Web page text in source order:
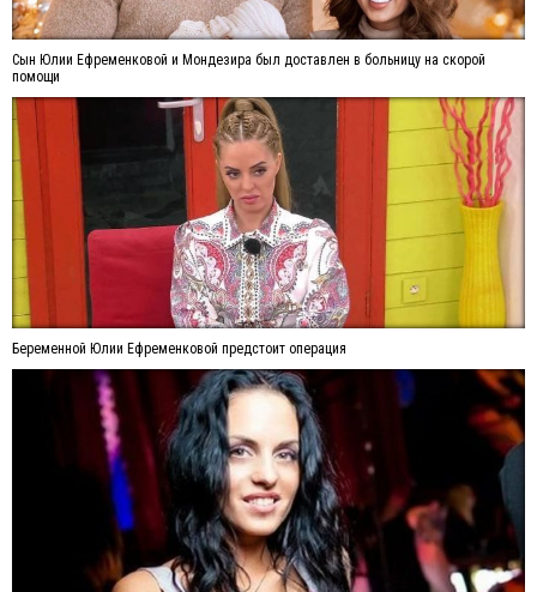
Сын Юлии Ефременковой и Мондезира был доставлен в больницу на скорой
помощи
Беременной Юлии Ефременковой предстоит операция